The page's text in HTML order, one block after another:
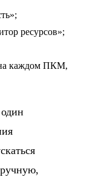
ресурсов»;
каждом ПКМ,